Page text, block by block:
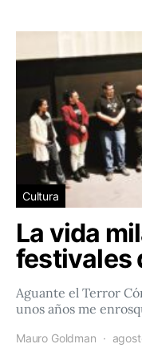
Cultura
La vida
festivales
Aguante el Terror
unos años me
Mauro Goldman